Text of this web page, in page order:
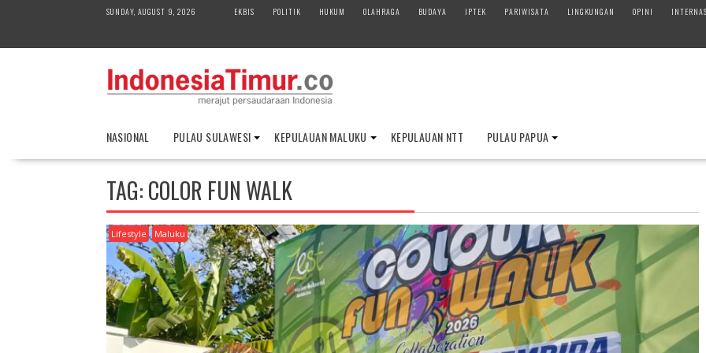
SUNDAY, AUGUST 9, 2026 EKBIS POLITIK HUKUM OLAHRAGA BUDAYA IPTEK PARIWISATA LINGKUNGAN OPINI
NASIONAL PULAU SULAWESI KEPULAUAN MALUKU KEPULAUAN NTT PULAU PAPUA
TAG:COLOR FUN WALK
Lifestyle Maluku